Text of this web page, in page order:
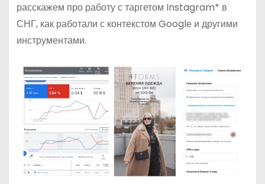
расскажем про работу с таргетом Instagram* в
СНГ, как работали с контекстом Googlе и другими
инструментами.